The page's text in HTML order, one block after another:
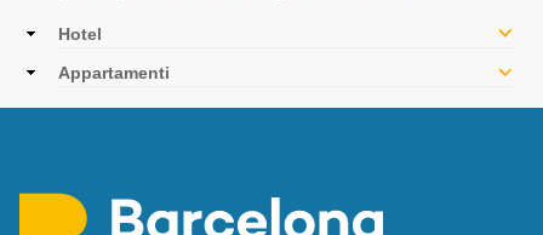
MainHotel
Appartamenti